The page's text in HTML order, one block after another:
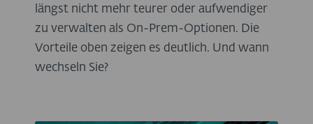
längst nicht mehr teurer oder aufwendiger
zu verwalten als On-Prem-Optionen. Die
Vorteile oben zeigen es deutlich. Und wann
wechseln Sie?